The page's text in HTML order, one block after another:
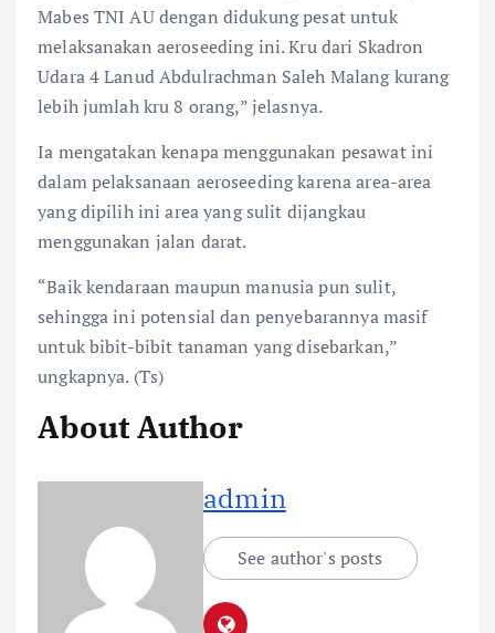
Mabes TNI AU dengan didukung pesat untuk
melaksanakan aeroseeding ini. Kru dari Skadron
Udara 4 Lanud Abdulrachman Saleh Malang kurang
lebih jumlah kru 8 orang,” jelasnya.
Ia mengatakan kenapa menggunakan pesawat ini
dalam pelaksanaan aeroseeding karena area-area
yang dipilih ini area yang sulit dijangkau
menggunakan jalan darat.
“Baik kendaraan maupun manusia pun sulit,
sehingga ini potensial dan penyebarannya masif
untuk bibit-bibit tanaman yang disebarkan,”
ungkapnya. (Ts)
About Author
admin
See author's posts